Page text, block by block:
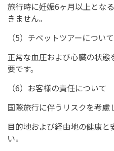
旅行時に妊娠6ヶ月以上とな
きません。
（5）チベットツアーについて
正常な血圧および心臓の状
要です。
（6）お客様の責任について
国際旅行に伴うリスクを考慮
目的地および経由地の健康
い。